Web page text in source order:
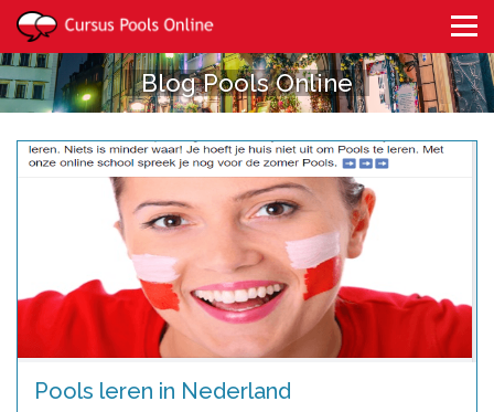
Blog Pools Online
Pools leren in Nederland